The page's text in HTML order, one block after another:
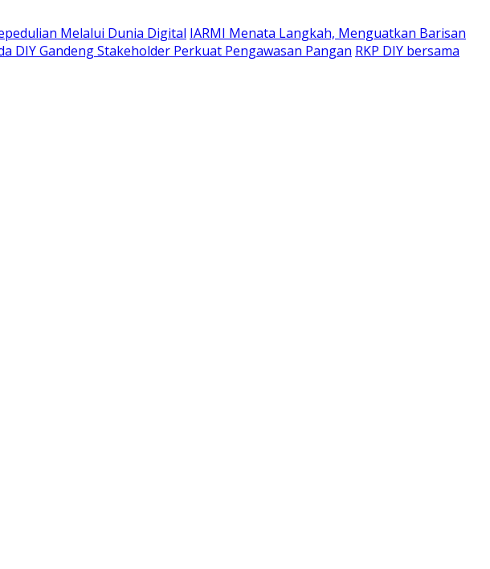
Melalui Dunia Digital IARMI Menata Langkah, Menguatkan Barisan
DIY Gandeng Stakeholder Perkuat Pengawasan Pangan RKP DIY bersama